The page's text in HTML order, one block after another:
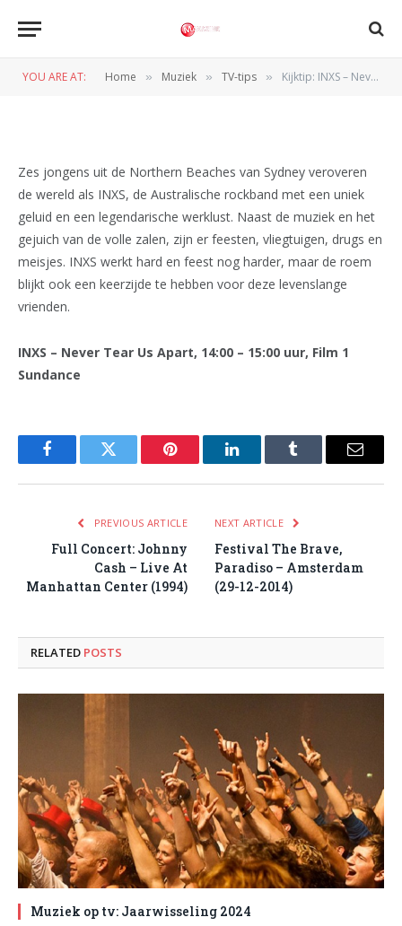
YOU ARE AT: Home » Muziek » TV-tips » Kijktip: INXS – Never Tear Us Apart
Kijktip: INXS – Never Tear Us
Zes jongens uit de Northern Beaches van Sydney veroveren
de wereld als INXS, de Australische rockband met een uniek
geluid en een legendarische werklust. Naast de muziek en het
gejuich van de volle zalen, zijn er feesten, vliegtuigen, drugs en
meisjes. INXS werkt hard en feest nog harder, maar de roem
blijkt ook een keerzijde te hebben voor deze levenslange
vrienden.
INXS – Never Tear Us Apart, 14:00 – 15:00 uur, Film 1
Sundance
FacebookTwitter Pinterest LinkedInTumblr Email
PREVIOUS ARTICLE
Full Concert: Johnny
Cash – Live At
Manhattan Center (1994)
NEXT ARTICLE
Festival The Brave,
Paradiso – Amsterdam
(29-12-2014)
RELATED POSTS
Muziek op tv: Jaarwisseling 2024